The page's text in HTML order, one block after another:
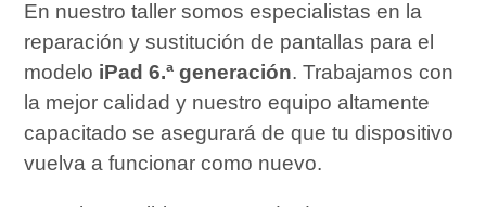
En nuestro taller somos especialistas en la
reparación y sustitución de pantallas para el
modelo iPad 6.ª generación. Trabajamos con
la mejor calidad y nuestro equipo altamente
capacitado se asegurará de que tu dispositivo
vuelva a funcionar como nuevo.